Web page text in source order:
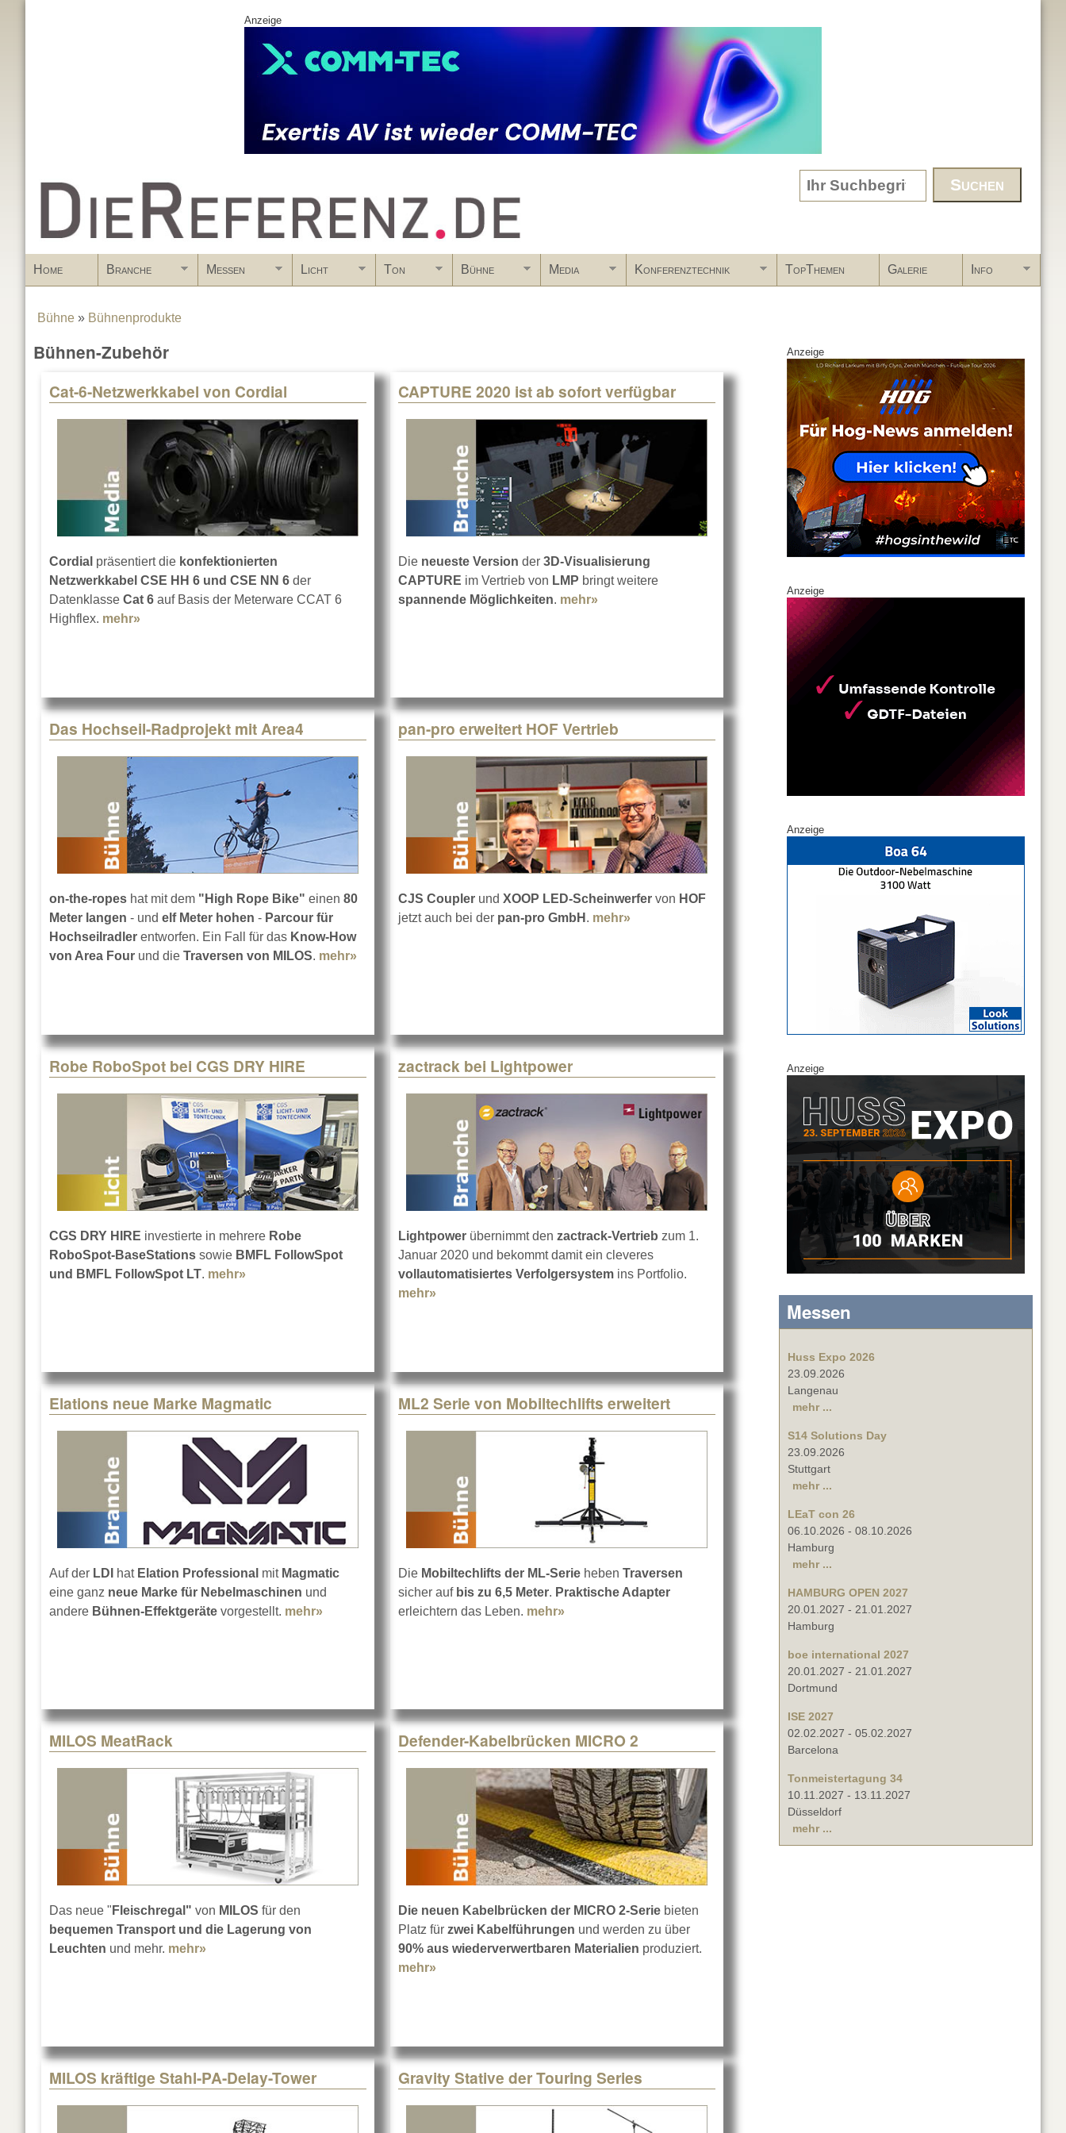
Anzeige
www.DieReferenz.de Search form
Home Branche Messen Licht Ton Bühne Media Konferenztechnik TopThemen Galerie Info
You are here
Bühne » Bühnenprodukte
Bühnen-Zubehör
Cat-6-Netzwerkkabel von Cordial
Cordial präsentiert die konfektionierten
Netzwerkkabel CSE HH 6 und CSE NN 6 der
Datenklasse Cat 6 auf Basis der Meterware CCAT 6
Highflex. mehr»
CAPTURE 2020 ist ab sofort verfügbar
Die neueste Version der 3D-Visualisierung
CAPTURE im Vertrieb von LMP bringt weitere
spannende Möglichkeiten. mehr» about CAPTURE 2020 ist ab sofort verfügbar
Das Hochseil-Radprojekt mit Area4
on-the-ropes hat mit dem "High Rope Bike" einen 80
Meter langen - und elf Meter hohen - Parcour für
Hochseilradler entworfen. Ein Fall für das Know-How
von Area Four und die Traversen von MILOS. mehr»
pan-pro erweitert HOF Vertrieb
CJS Coupler und XOOP LED-Scheinwerfer von HOF
jetzt auch bei der pan-pro GmbH . mehr»
Robe RoboSpot bei CGS DRY HIRE
CGS DRY HIRE investierte in mehrere Robe
RoboSpot-BaseStations sowie BMFL FollowSpot
und BMFL FollowSpot LT. mehr» about Robe RoboSpot bei CGS DRY HIRE
zactrack bei Lightpower
Lightpower übernimmt den zactrack-Vertrieb zum 1.
Januar 2020 und bekommt damit ein cleveres
vollautomatisiertes Verfolgersystem ins Portfolio.
mehr»
Elations neue Marke Magmatic
Auf der LDI hat Elation Professional mit Magmatic
eine ganz neue Marke für Nebelmaschinen und
andere Bühnen-Effektgeräte vorgestellt. mehr» about Elations neue Marke Magmatic
ML2 Serie von Mobiltechlifts erweitert
Die Mobiltechlifts der ML-Serie heben Traversen
sicher auf bis zu 6,5 Meter. Praktische Adapter
erleichtern das Leben. mehr» about ML2 Serie von Mobiltechlifts erweitert
MILOS MeatRack
Das neue " Fleischregal" von MILOS für den
bequemen Transport und die Lagerung von
Leuchten und mehr. mehr»
Defender-Kabelbrücken MICRO 2
Die neuen Kabelbrücken der MICRO 2-Serie bieten
Platz für zwei Kabelführungen und werden zu über
90% aus wiederverwertbaren Materialien produziert.
mehr»
MILOS kräftige Stahl-PA-Delay-Tower Gravity Stative der Touring Series
Pages
Anzeige
Anzeige
Anzeige
Anzeige
Messen
Huss Expo 2026
23.09.2026
Langenau
mehr ...
S14 Solutions Day
23.09.2026
Stuttgart
mehr ...
LEaT con 26
06.10.2026 - 08.10.2026
Hamburg
mehr ...
HAMBURG OPEN 2027
20.01.2027 - 21.01.2027
Hamburg
boe international 2027
20.01.2027 - 21.01.2027
Dortmund
ISE 2027
02.02.2027 - 05.02.2027
Barcelona
Tonmeistertagung 34
10.11.2027 - 13.11.2027
Düsseldorf
mehr ...